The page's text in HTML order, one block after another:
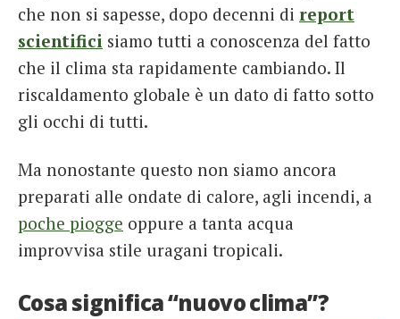
che non si sapesse, dopo decenni di report
scientifici siamo tutti a conoscenza del fatto
che il clima sta rapidamente cambiando. Il
riscaldamento globale è un dato di fatto sotto
gli occhi di tutti.
Ma nonostante questo non siamo ancora
preparati alle ondate di calore, agli incendi, a
poche piogge oppure a tanta acqua
improvvisa stile uragani tropicali.
Cosa significa “nuovo clima”?